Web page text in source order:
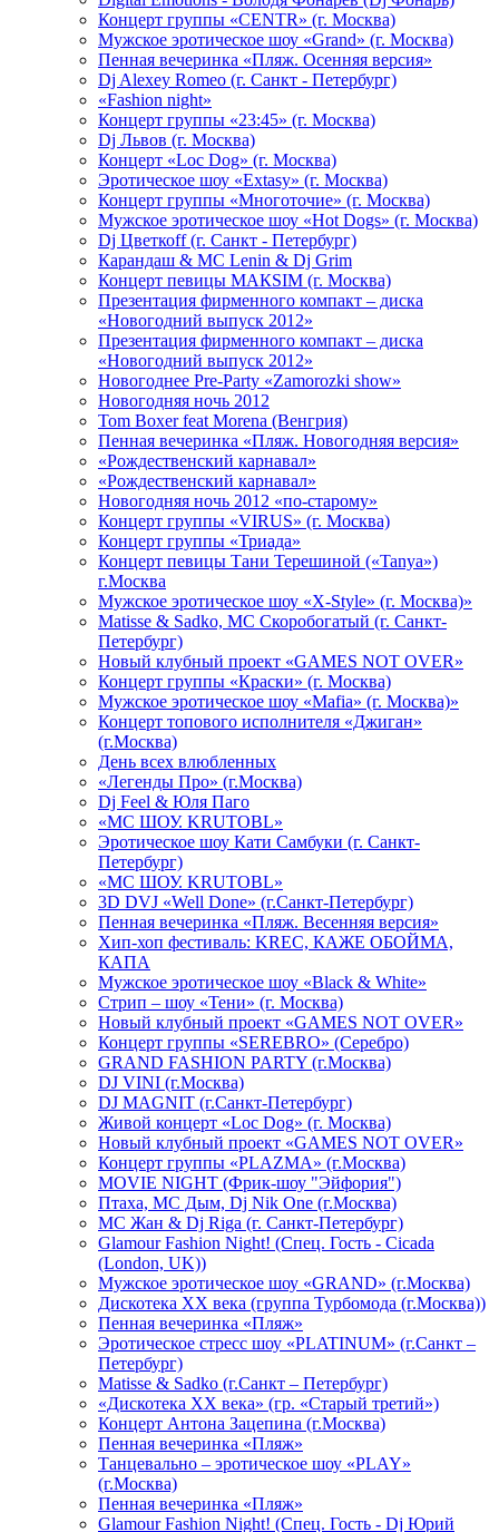
Концерт группы «CENTR» (г. Москва)
Мужское эротическое шоу «Grand» (г. Москва)
Пенная вечеринка «Пляж. Осенняя версия»
Dj Alexey Romeo (г. Санкт - Петербург)
«Fashion night»
Концерт группы «23:45» (г. Москва)
Dj Львов (г. Москва)
Концерт «Loc Dog» (г. Москва)
Эротическое шоу «Extasy» (г. Москва)
Концерт группы «Многоточие» (г. Москва)
Мужское эротическое шоу «Hot Dogs» (г. Москва)
Dj Цветкоff (г. Санкт - Петербург)
Карандаш & МС Lenin & Dj Grim
Концерт певицы МАКSIМ (г. Москва)
Презентация фирменного компакт – диска
«Новогодний выпуск 2012»
Презентация фирменного компакт – диска
«Новогодний выпуск 2012»
Новогоднее Pre-Party «Zamorozki show»
Новогодняя ночь 2012
Tom Boxer feat Morena (Венгрия)
Пенная вечеринка «Пляж. Новогодняя версия»
«Рождественский карнавал»
«Рождественский карнавал»
Новогодняя ночь 2012 «по-старому»
Концерт группы «VIRUS» (г. Москва)
Концерт группы «Триада»
Концерт певицы Тани Терешиной («Tanya»)
г.Москва
Мужское эротическое шоу «X-Style» (г. Москва)»
Matissе & Sadko, MC Скоробогатый (г. Санкт-
Петербург)
Новый клубный проект «GAMES NOT OVER»
Концерт группы «Краски» (г. Москва)
Мужское эротическое шоу «Mafia» (г. Москва)»
Концерт топового исполнителя «Джиган»
(г.Москва)
День всех влюбленных
«Легенды Про» (г.Москва)
Dj Feel & Юля Паго
«МС ШОУ. KRUTOBL»
Эротическое шоу Кати Самбуки (г. Санкт-
Петербург)
«МС ШОУ. KRUTOBL»
3D DVJ «Well Done» (г.Санкт-Петербург)
Пенная вечеринка «Пляж. Весенняя версия»
Хип-хоп фестиваль: KREC, КАЖЕ ОБОЙМА,
КАПА
Мужское эротическое шоу «Black & White»
Стрип – шоу «Тени» (г. Москва)
Новый клубный проект «GAMES NOT OVER»
Концерт группы «SEREBRO» (Серебро)
GRAND FASHION PARTY (г.Москва)
DJ VINI (г.Москва)
DJ MAGNIT (г.Санкт-Петербург)
Живой концерт «Loc Dog» (г. Москва)
Новый клубный проект «GAMES NOT OVER»
Концерт группы «PLAZMA» (г.Москва)
MOVIE NIGHT (Фрик-шоу "Эйфория")
Птаха, МС Дым, Dj Nik One (г.Москва)
МС Жан & Dj Riga (г. Санкт-Петербург)
Glamour Fashion Night! (Спец. Гость - Cicada
(London, UK))
Мужское эротическое шоу «GRAND» (г.Москва)
Дискотека XX века (группа Турбомода (г.Москва))
Пенная вечеринка «Пляж»
Эротическое стресс шоу «PLATINUM» (г.Санкт –
Петербург)
Matisse & Sadko (г.Санкт – Петербург)
«Дискотека ХХ века» (гр. «Старый третий»)
Концерт Антона Зацепина (г.Москва)
Пенная вечеринка «Пляж»
Танцевально – эротическое шоу «PLAY»
(г.Москва)
Пенная вечеринка «Пляж»
Glamour Fashion Night! (Спец. Гость - Dj Юрий